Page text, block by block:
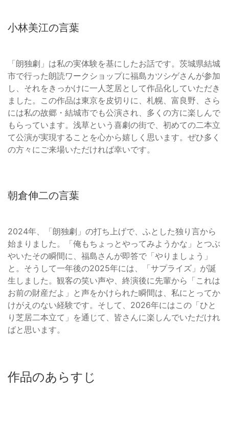
小林美江の言葉
「朗独劇」は私の実体験を基にしたお話です。茨城県結城
市で行った朗読ワークショップに福島カツシゲさんが参加
し、それをきっかけに一人芝居として作品化していただき
ました。この作品は東京を皮切りに、札幌、富良野、さら
には私の故郷・結城市でも公演され、多くの方に楽しんで
もらっています。浅草という喜劇の街で、初めての二本立
て公演が実現することを心から嬉しく思います。ぜひ多く
の方々にご来場いただければ幸いです。
朝倉伸二の言葉
2024年、「朗独劇」の打ち上げで、ふとした独り言から
始まりました。「俺もちょっとやってみようかな」とつぶ
やいたその瞬間に、福島さんが即答で「やりましょう」
と。そうして一年後の2025年には、「サプライズ」が誕
生しました。観客の笑い声や、終演後に先輩から「これは
お前の財産だよ」と声をかけられた瞬間は、私にとってか
けがえのない経験です。そして、2026年にはこの「ひと
り芝居二本立て」を通じて、皆さんに楽しんでいただけれ
ばと思います。
作品のあらすじ